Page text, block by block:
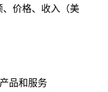
、价格、收入（美
品和服务